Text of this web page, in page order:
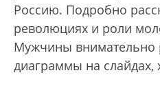
Россию. Подробно
революциях и роли
Мужчины внимательно
диаграммы на слайдах,